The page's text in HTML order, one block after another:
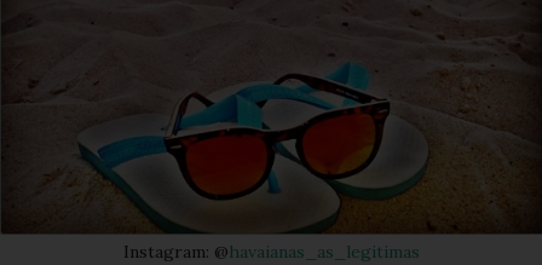
Instagram: @havaianas_as_legitimas